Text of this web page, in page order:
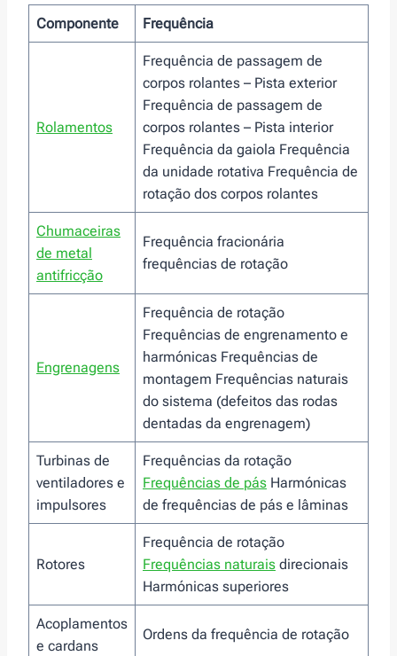
Componente Frequência
Rolamentos
Frequência de passagem de
corpos rolantes – Pista exterior
Frequência de passagem de
corpos rolantes – Pista interior
Frequência da gaiola Frequência
da unidade rotativa Frequência de
rotação dos corpos rolantes
Chumaceiras
de metal
antifricção
Frequência fracionária
frequências de rotação
Engrenagens
Frequência de rotação
Frequências de engrenamento e
harmónicas Frequências de
montagem Frequências naturais
do sistema (defeitos das rodas
dentadas da engrenagem)
Turbinas de
ventiladores e
impulsores
Frequências da rotação
Frequências de pás Harmónicas
de frequências de pás e lâminas
Rotores
Frequência de rotação
Frequências naturais direcionais
Harmónicas superiores
Acoplamentos
e cardans
Ordens da frequência de rotação